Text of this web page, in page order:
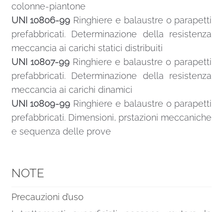
colonne-piantone
UNI 10806-99 Ringhiere e balaustre o parapetti
prefabbricati. Determinazione della resistenza
meccancia ai carichi statici distribuiti
UNI 10807-99Ringhiere e balaustre o parapetti
prefabbricati. Determinazione della resistenza
meccancia ai carichi dinamici
UNI 10809-99 Ringhiere e balaustre o parapetti
prefabbricati. Dimensioni, prstazioni meccaniche
e sequenza delle prove
NOTE
Precauzioni d’uso